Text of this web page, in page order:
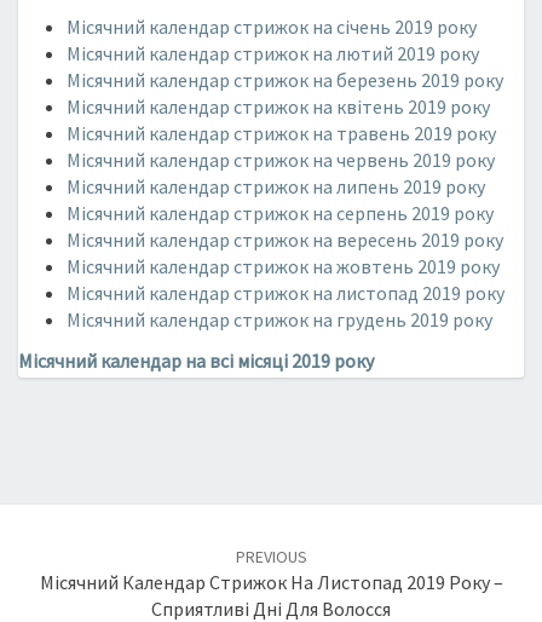
Місячний календар стрижок на січень 2019 року
Місячний календар стрижок на лютий 2019 року
Місячний календар стрижок на березень 2019 року
Місячний календар стрижок на квітень 2019 року
Місячний календар стрижок на травень 2019 року
Місячний календар стрижок на червень 2019 року
Місячний календар стрижок на липень 2019 року
Місячний календар стрижок на серпень 2019 року
Місячний календар стрижок на вересень 2019 року
Місячний календар стрижок на жовтень 2019 року
Місячний календар стрижок на листопад 2019 року
Місячний календар стрижок на грудень 2019 року
Місячний календар на всі місяці 2019 року
navigation
PREVIOUS
Місячний Календар Стрижок На Листопад 2019 Року –
Сприятливі Дні Для Волосся